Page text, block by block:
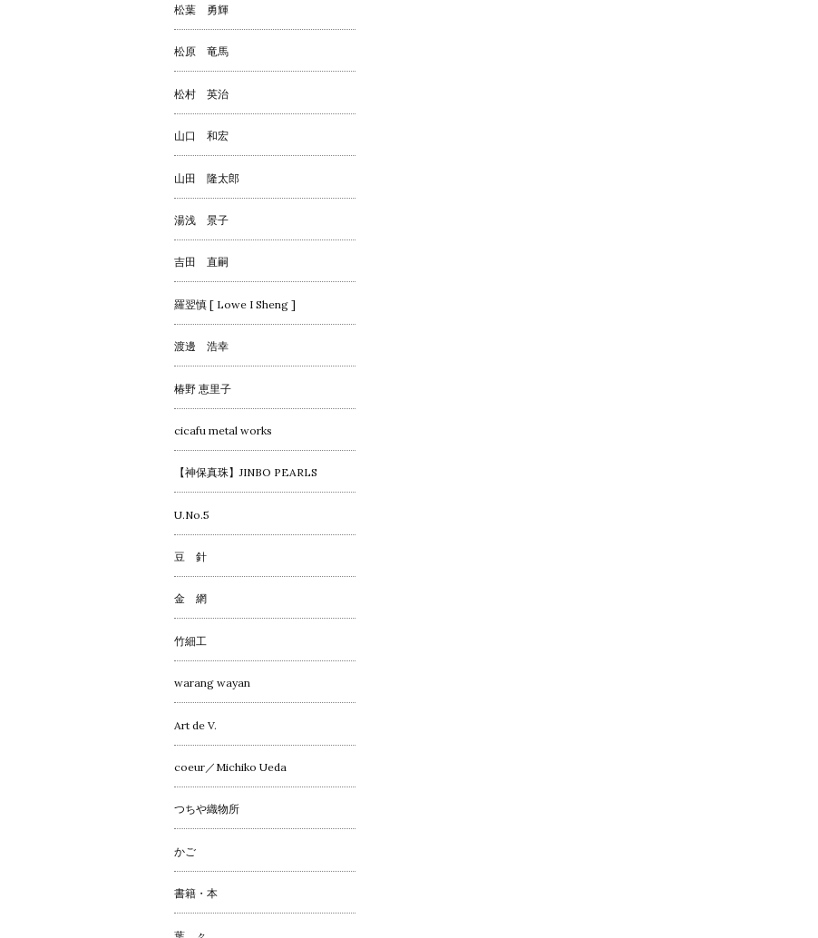
松葉 勇輝
松原 竜馬
松村 英治
山口 和宏
山田 隆太郎
湯浅 景子
吉田 直嗣
羅翌慎 [ Lowe I Sheng ]
渡邊 浩幸
椿野 恵里子
cicafu metal works
【神保真珠】JINBO PEARLS
U.No.5
豆 針
金 網
竹細工
warang wayan
Art de V.
coeur／Michiko Ueda
つちや織物所
かご
書籍・本